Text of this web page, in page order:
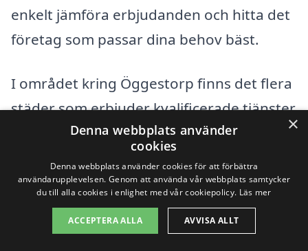
enkelt jämföra erbjudanden och hitta det
företag som passar dina behov bäst.
I området kring Öggestorp finns det flera
städer som erbjuder kvalificerade tjänster
inom beskärning. Här är några av de
närliggande orterna där du kan hitta
professionella företag:
Jönköping
×
Denna webbplats använder
cookies
Denna webbplats använder cookies för att förbättra
användarupplevelsen. Genom att använda vår webbplats samtycker
du till alla cookies i enlighet med vår cookiepolicy. Läs mer
ACCEPTERA ALLA AVVISA ALLT